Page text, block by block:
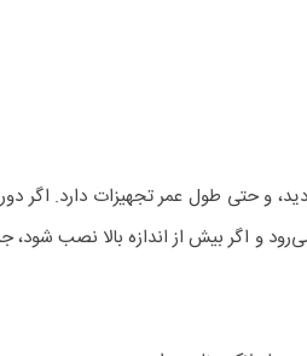
و حتی طول عمر تجهیزات دارد. اگر
و اگر بیش از اندازه بالا نصب شود،